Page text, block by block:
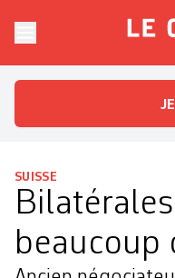
Le
SUISSE
beaucoup